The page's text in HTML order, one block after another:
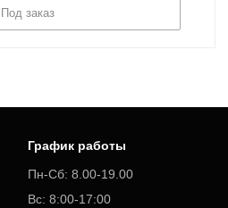
Под заказ
График работы
Пн-Сб: 8.00-19.00
Вс: 8:00-17:00